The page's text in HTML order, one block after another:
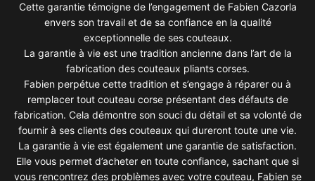
Cette garantie témoigne de l’engagement de Fabien Cazorla
envers son travail et de sa confiance en la qualité
exceptionnelle de ses couteaux.
La garantie à vie est une tradition ancienne dans l’art de la
fabrication des couteaux pliants corses.
Fabien perpétue cette tradition et s’engage à réparer ou à
remplacer tout couteau corse présentant des défauts de
fabrication. Cela démontre son souci du détail et sa volonté de
fournir à ses clients des couteaux qui dureront toute une vie.
La garantie à vie est également une garantie de satisfaction.
Elle vous permet d’acheter en toute confiance, sachant que si
vous rencontrez des problèmes avec votre couteau, Fabien se